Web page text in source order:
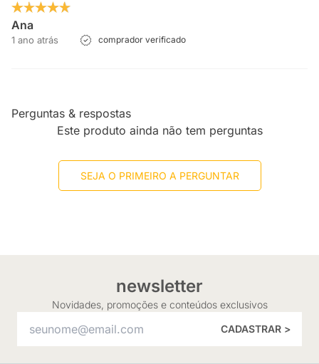
Ana
1 ano atrás comprador verificado
Perguntas & respostas
Este produto ainda não tem perguntas
SEJA O PRIMEIRO A PERGUNTAR
newsletter
Novidades, promoções e conteúdos exclusivos
CADASTRAR >